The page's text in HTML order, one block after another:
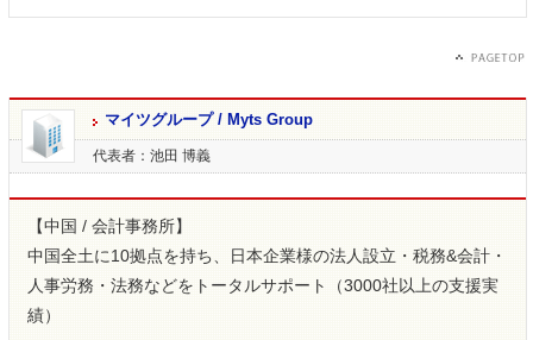
マイツグループ / Myts Group
代表者：池田 博義
【中国 / 会計事務所】
中国全土に10拠点を持ち、日本企業様の法人設立・税務&会計・
人事労務・法務などをトータルサポート（3000社以上の支援実
績）